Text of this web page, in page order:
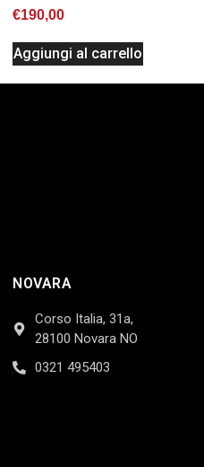
€190,00
Aggiungi al carrello
NOVARA
Corso Italia, 31a,
28100 Novara NO
0321 495403